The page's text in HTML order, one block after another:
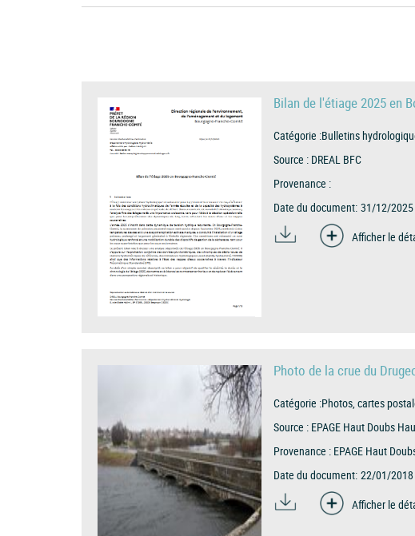
Bilan de l'étiage 2025 en
Catégorie :Bulletins
Source : DREAL BFC
Provenance :
Date du document: 31/12/2025
Afficher le
Photo de la crue du
Catégorie :Photos, cartes
Source : EPAGE Haut Doubs
Provenance : EPAGE Haut
Date du document: 22/01/2018
Afficher le